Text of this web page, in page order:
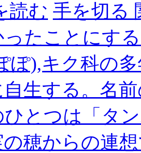
読む 手を切る
たことにす
ぽ),キク科の
生する。名
ひとつは「タ
の穂からの連